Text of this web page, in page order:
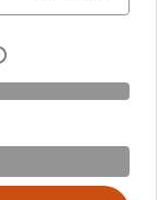
Abre el cuadro de